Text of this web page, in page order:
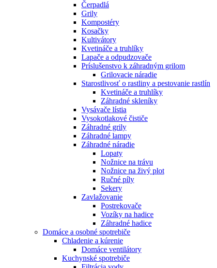
Čerpadlá
Grily
Kompostéry
Kosačky
Kultivátory
Kvetináče a truhlíky
Lapače a odpudzovače
Príslušenstvo k záhradným grilom
Grilovacie náradie
Starostlivosť o rastliny a pestovanie rastlín
Kvetináče a truhlíky
Záhradné skleníky
Vysávače lístia
Vysokotlakové čističe
Záhradné grily
Záhradné lampy
Záhradné náradie
Lopaty
Nožnice na trávu
Nožnice na živý plot
Ručné píly
Sekery
Zavlažovanie
Postrekovače
Vozíky na hadice
Záhradné hadice
Domáce a osobné spotrebiče
Chladenie a kúrenie
Domáce ventilátory
Kuchynské spotrebiče